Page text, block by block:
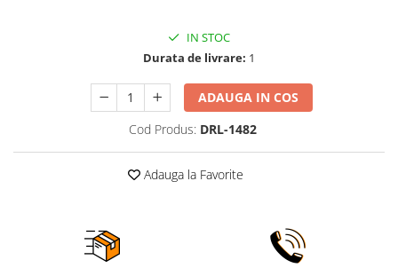
IN STOC
Durata de livrare: 1
ADAUGA IN COS
Cod Produs: DRL-1482
Adauga la Favorite